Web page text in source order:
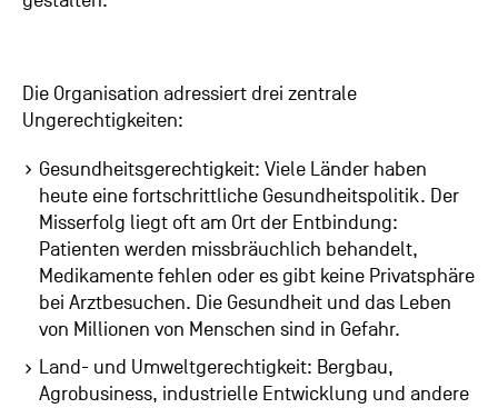
Die Organisation adressiert drei zentrale
Ungerechtigkeiten:
Gesundheitsgerechtigkeit: Viele Länder haben
heute eine fortschrittliche Gesundheitspolitik. Der
Misserfolg liegt oft am Ort der Entbindung:
Patienten werden missbräuchlich behandelt,
Medikamente fehlen oder es gibt keine Privatsphäre
bei Arztbesuchen. Die Gesundheit und das Leben
von Millionen von Menschen sind in Gefahr.
Land- und Umweltgerechtigkeit: Bergbau,
Agrobusiness, industrielle Entwicklung und andere